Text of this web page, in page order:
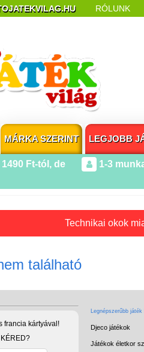
RÓLUNK
MÁRKA SZERINT LEGJOBB
Ft-tól, de
1-3
Technikai okok
található
francia kártyával!
Legnépszerűbb
Djeco játékok
Játékok életkor